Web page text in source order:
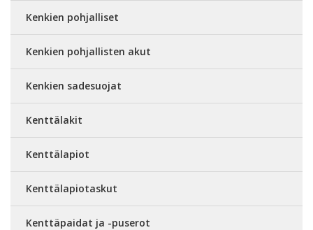
Kenkien pohjalliset
Kenkien pohjallisten akut
Kenkien sadesuojat
Kenttälakit
Kenttälapiot
Kenttälapiotaskut
Kenttäpaidat ja -puserot